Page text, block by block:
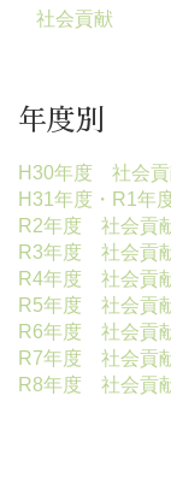
社会貢献
年度別
H30年度 社会貢
H31年度・R1年
R2年度 社会貢
R3年度 社会貢
R4年度 社会貢
R5年度 社会貢
R6年度 社会貢
R7年度 社会貢
R8年度 社会貢